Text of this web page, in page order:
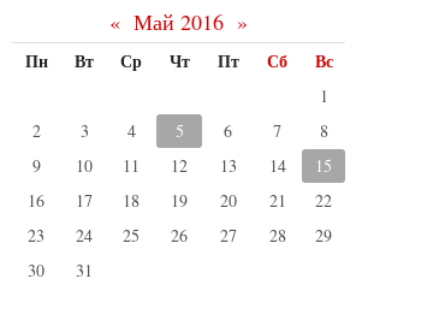
« Май 2016 »
Пн Вт Ср Чт Пт Сб Вс
1
2
3 4 5 6 7
8
9
10 11 12 13 14
15
16
17 18 19 20 21
22
23
24 25 26 27 28
29
30
31